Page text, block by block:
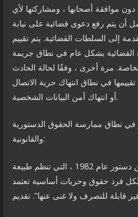
موافقة أصحابها ، ومشاركتها لأي
يتم رفع دعوى قضائية على نيابة
إلى السلطات القضائية. يتم تقييم
القضائية بشكل عام في نطاق جريمة
مرة أخرى ، وفقًا لحالة الحادث
في نطاق انتهاك حرية الاتصال
أو انتهاك أمن البيانات الشخصية.
في نطاق ممارسة الحقوق الدستورية
والقانونية:
الفقرة الأولى من المادة 12 من دستور عام 1982 ، التي تنظم طبيعة
فرد حقوق وحريات أساسية تعتمد